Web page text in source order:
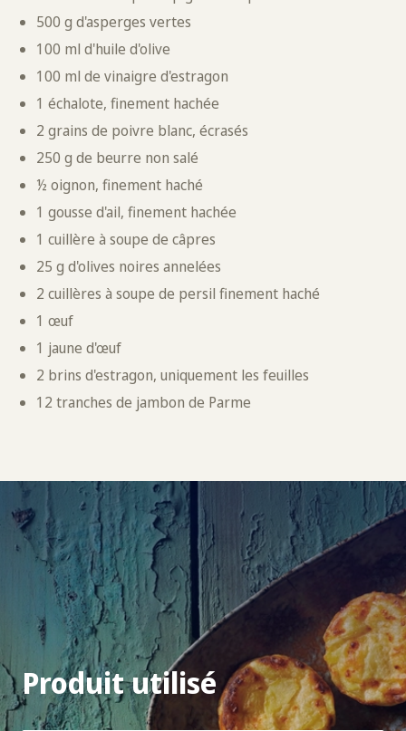
500 g d'asperges vertes
100 ml d'huile d'olive
100 ml de vinaigre d'estragon
1 échalote, finement hachée
2 grains de poivre blanc, écrasés
250 g de beurre non salé
½ oignon, finement haché
1 gousse d'ail, finement hachée
1 cuillère à soupe de câpres
25 g d'olives noires annelées
2 cuillères à soupe de persil finement haché
1 œuf
1 jaune d'œuf
2 brins d'estragon, uniquement les feuilles
12 tranches de jambon de Parme
Produit utilisé